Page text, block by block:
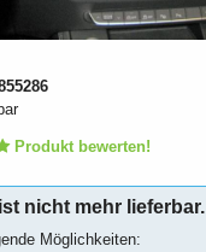
Produkt bewerten!
nicht mehr lieferbar.
Möglichkeiten: